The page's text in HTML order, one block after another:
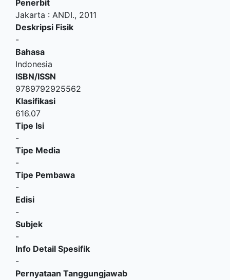
Penerbit
Jakarta : ANDI., 2011
Deskripsi Fisik
-
Bahasa
Indonesia
ISBN/ISSN
9789792925562
Klasifikasi
616.07
Tipe Isi
-
Tipe Media
-
Tipe Pembawa
-
Edisi
-
Subjek
-
Info Detail Spesifik
-
Pernyataan Tanggungjawab